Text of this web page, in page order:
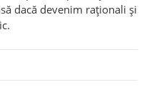
dacă devenim raţionali şi